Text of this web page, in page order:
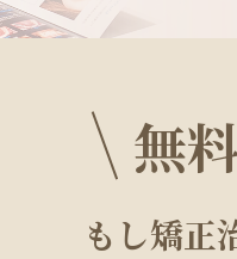
無
もし矯正